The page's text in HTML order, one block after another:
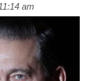
am